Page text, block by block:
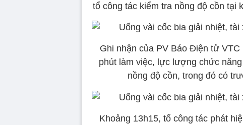
tổ công tác kiểm tra nồng độ cồn
Ghi nhận của PV Báo Điện tử
phút làm việc, lực lượng chức
nồng độ cồn, trong đó có
Khoảng 13h15, tổ công tác phát